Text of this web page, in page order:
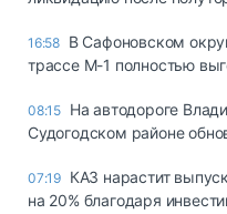
16:58 В Сафоновском
трассе М-1 полностью
08:15 На автодороге
Судогодском районе
07:19 КАЗ нарастит
на 20% благодаря